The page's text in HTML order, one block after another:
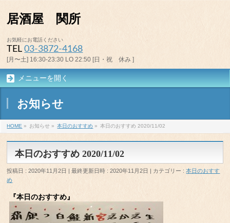
居酒屋 関所
お気軽にお電話ください
TEL03-3872-4168
[月〜土] 16:30-23:30 LO 22:50 [日・祝 休み ]
メニューを開く
お知らせ
HOME » お知らせ » 本日のおすすめ » 本日のおすすめ 2020/11/02
本日のおすすめ 2020/11/02
投稿日 : 2020年11月2日 最終更新日時 : 2020年11月2日 カテゴリー :本日のおすす
め
『本日のおすすめ』